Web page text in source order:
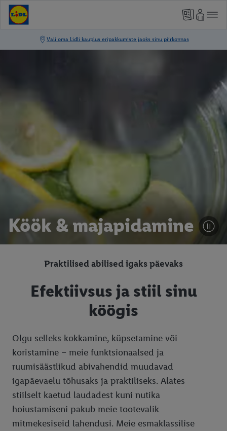
Köök & majapidamine
Praktilised abilised igaks päevaks
Efektiivsus ja stiil sinu
köögis
Olgu selleks kokkamine, küpsetamine või
koristamine – meie funktsionaalsed ja
ruumisäästlikud abivahendid muudavad
igapäevaelu tõhusaks ja praktiliseks. Alates
stiilselt kaetud laudadest kuni nutika
hoiustamiseni pakub meie tootevalik
mitmekesiseid lahendusi. Meie esmaklassilise